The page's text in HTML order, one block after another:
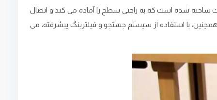
ساخته شده است که به راحتی سطح را آماده می‌ کند و اتصال
با استفاده از سیستم جستجو و فیلترینگ پیشرفته، می‌